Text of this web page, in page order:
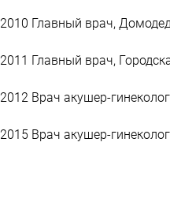
2010 Главный врач,
2011 Главный врач,
2012 Врач акушер-
2015 Врач акушер-